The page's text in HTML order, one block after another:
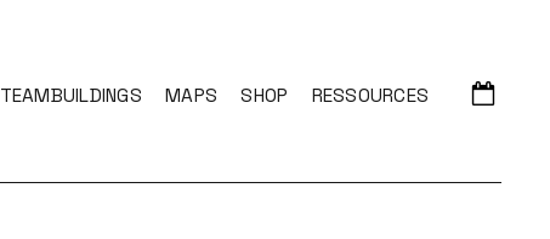
TEAMBUILDINGS MAPS SHOP RESSOURCES